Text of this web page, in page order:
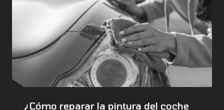
¿Cómo reparar la pintura del coche